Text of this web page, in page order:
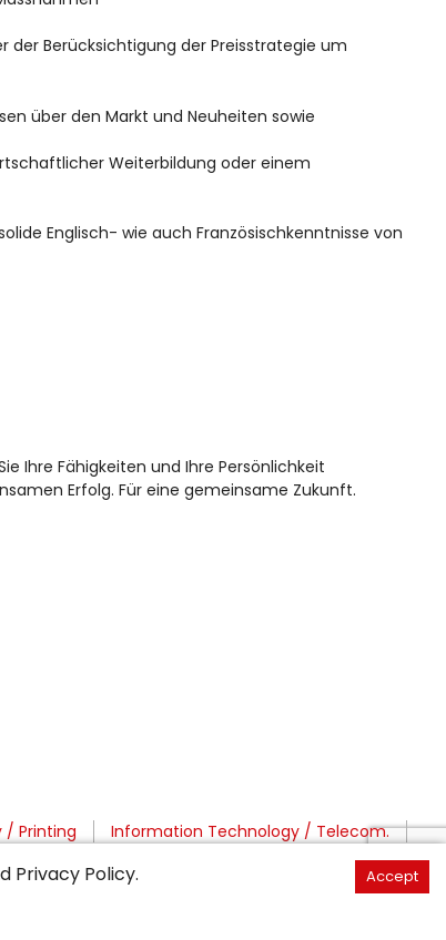
Berücksichtigung der Preisstrategie um
über den Markt und Neuheiten sowie
Weiterbildung oder einem
Englisch- wie auch Französischkenntnisse von
Ihre Fähigkeiten und Ihre Persönlichkeit
Erfolg. Für eine gemeinsame Zukunft.
/ Printing
Information Technology / Telecom.
/ Social
Privacy Policy. Accept